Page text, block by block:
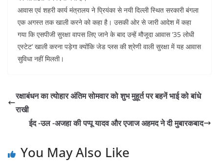
o
o
k
p
p
n
आवास एवं शहरी कार्य मंत्रालय ने प्रियंका से नयी दिल्ली स्थित सरकारी बंगला
एक अगस्त तक खाली करने को कहा है। उसकी ओर से जारी आदेश में कहा
गया कि एसपीजी सुरक्षा वापस लिए जाने के बाद उन्हें मौजूदा आवास ‘35 लोधी
एस्टेट’ खाली करना पड़ेगा क्योंकि जेड प्लस की श्रेणी वाली सुरक्षा में यह आवास
सुविधा नहीं मिलती।
रक्षाबंधन का त्याेहार अंतिम सोमवार को शुभ मुहूर्त पर बहनें भाई को बांधे
राखी
ईद -उल -अजहा की पप्पू यादव और एजाज अहमद ने दी मुबारकबाद
You May Also Like